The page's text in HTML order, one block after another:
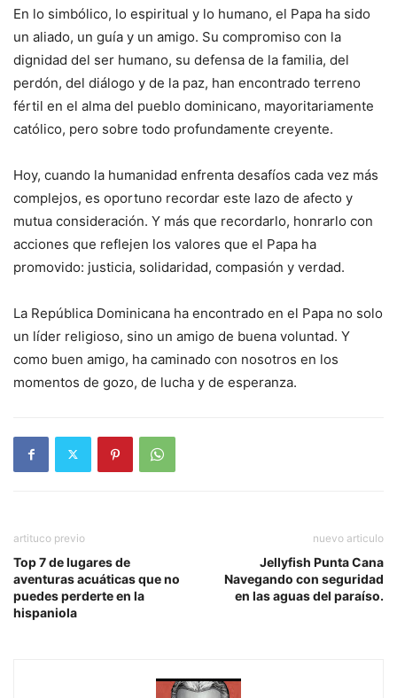
En lo simbólico, lo espiritual y lo humano, el Papa ha sido
un aliado, un guía y un amigo. Su compromiso con la
dignidad del ser humano, su defensa de la familia, del
perdón, del diálogo y de la paz, han encontrado terreno
fértil en el alma del pueblo dominicano, mayoritariamente
católico, pero sobre todo profundamente creyente.
Hoy, cuando la humanidad enfrenta desafíos cada vez más
complejos, es oportuno recordar este lazo de afecto y
mutua consideración. Y más que recordarlo, honrarlo con
acciones que reflejen los valores que el Papa ha
promovido: justicia, solidaridad, compasión y verdad.
La República Dominicana ha encontrado en el Papa no solo
un líder religioso, sino un amigo de buena voluntad. Y
como buen amigo, ha caminado con nosotros en los
momentos de gozo, de lucha y de esperanza.
artituco previo
Top 7 de lugares de
aventuras acuáticas que no
puedes perderte en la
hispaniola
nuevo articulo
Jellyfish Punta Cana
Navegando con seguridad
en las aguas del paraíso.